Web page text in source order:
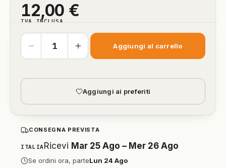
12,00 €
IVA INCLUSA
Aggiungi al carrello
Aggiungi ai preferiti
CONSEGNA PREVISTA
ITALIA Ricevi Mar 25 Ago – Mer 26 Ago
Se ordini ora, parteLun 24 Ago